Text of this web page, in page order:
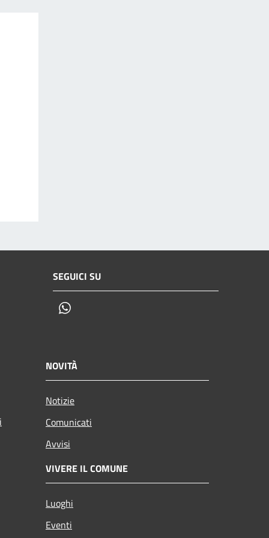
SEGUICI SU
NOVITÀ
Notizie
Comunicati
Avvisi
VIVERE IL COMUNE
Luoghi
Eventi